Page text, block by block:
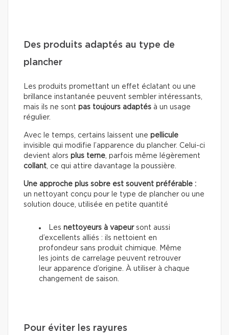
Des produits adaptés au type de
plancher
Les produits promettant un effet éclatant ou une
brillance instantanée peuvent sembler intéressants,
mais ils ne sont pas toujours adaptés à un usage
régulier.
Avec le temps, certains laissent une pellicule
invisible qui modifie l’apparence du plancher. Celui-ci
devient alors plus terne , parfois même légèrement
collant , ce qui attire davantage la poussière.
Une approche plus sobre est souvent préférable :
un nettoyant conçu pour le type de plancher ou une
solution douce, utilisée en petite quantité
Les nettoyeurs à vapeursont aussi
d’excellents alliés : ils nettoient en
profondeur sans produit chimique. Même
les joints de carrelage peuvent retrouver
leur apparence d’origine. À utiliser à chaque
changement de saison.
Pour éviter les rayures